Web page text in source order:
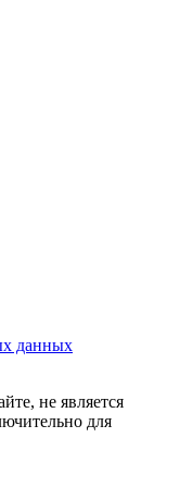
данных
не является
для